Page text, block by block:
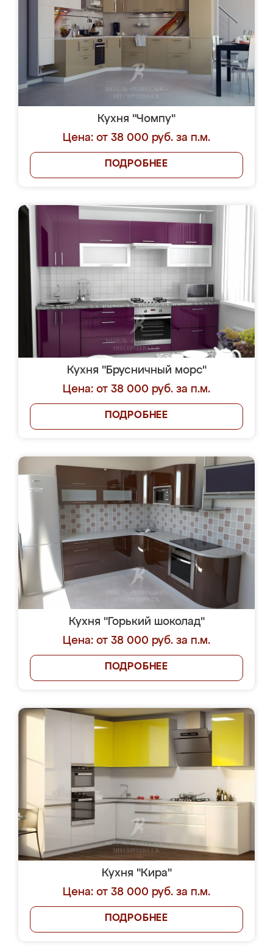
Кухня "Чомпу"
Цена: от 38 000 руб. за п.м.
ПОДРОБНЕЕ
Кухня "Брусничный морс"
Цена: от 38 000 руб. за п.м.
ПОДРОБНЕЕ
Кухня "Горький шоколад"
Цена: от 38 000 руб. за п.м.
ПОДРОБНЕЕ
Кухня "Кира"
Цена: от 38 000 руб. за п.м.
ПОДРОБНЕЕ